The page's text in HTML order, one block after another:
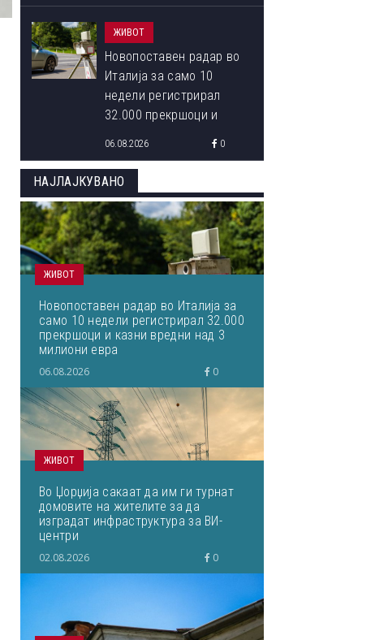
ЖИВОТ
Новопоставен радар во
Италија за само 10
недели регистрирал
32.000 прекршоци и
06.08.2026 0
НАЈЛАЈКУВАНО
ЖИВОТ
Новопоставен радар во Италија за
само 10 недели регистрирал 32.000
прекршоци и казни вредни над 3
милиони евра
06.08.2026 0
ЖИВОТ
Во Џорџија сакаат да им ги турнат
домовите на жителите за да
изградат инфраструктура за ВИ-
центри
02.08.2026 0